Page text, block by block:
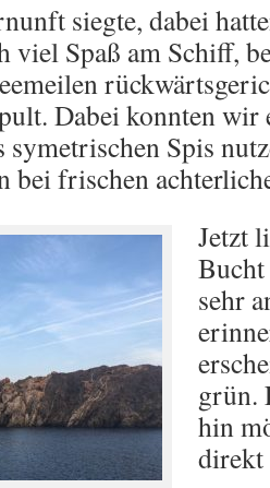
siegte, dabei
viel Spaß am Schiff,
Dabei konnten
symetrischen Spis
bei frischen
Jetzt
sehr
grün.
hin
direkt